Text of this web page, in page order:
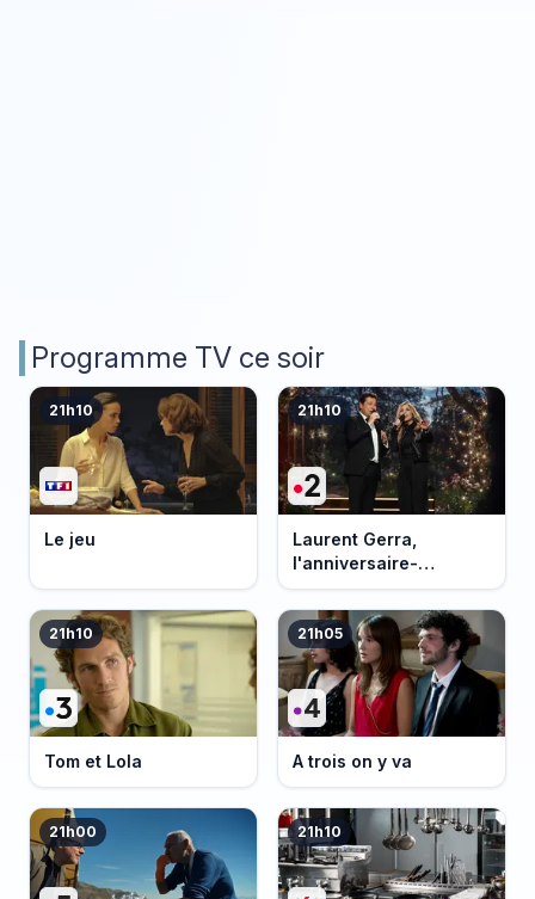
Programme TV ce soir
21h10
Le jeu
21h10
Laurent Gerra,
l'anniversaire-
événement
21h10
Tom et Lola
21h05
A trois on y va
21h00 21h10